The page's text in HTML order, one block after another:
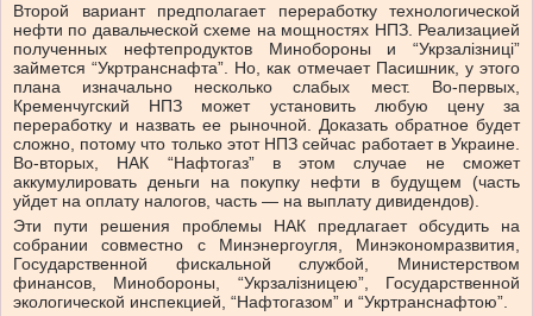
Второй вариант предполагает переработку технологической
нефти по давальческой схеме на мощностях НПЗ. Реализацией
полученных нефтепродуктов Мин­обороны и “Укрзалізниці”
займется “Укртранснафта”. Но, как отмечает Пасишник, у этого
плана изначально несколько слабых мест. Во-первых,
Кременчугский НПЗ может установить любую цену за
переработку и назвать ее рыночной. Доказать обратное будет
сложно, потому что только этот НПЗ сейчас работает в Украине.
Во-вторых, НАК “Нафтогаз” в этом случае не сможет
аккумулировать деньги на по­­купку нефти в будущем (часть
уйдет на оплату налогов, часть — на выплату дивидендов).
Эти пути решения проблемы НАК предлагает обсудить на
собрании совместно с Минэнергоугля, Минэкономразвития,
Госу­­дар­ственной фискальной службой, Министерством
финансов, Мин­­обороны, “Укрзалізницею”, Государственной
экологической инспекцией, “Нафтогазом” и “Укртранснафтою”.